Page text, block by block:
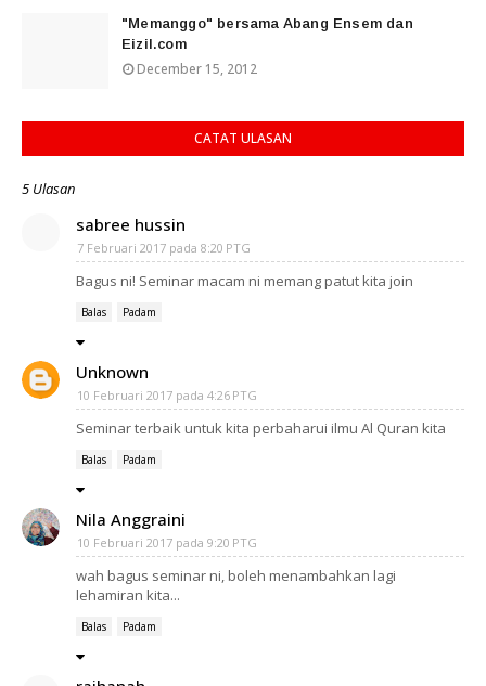
"Memanggo" bersama Abang Ensem dan
Eizil.com
December 15, 2012
CATAT ULASAN
5 Ulasan
sabree hussin
7 Februari 2017 pada 8:20 PTG
Bagus ni! Seminar macam ni memang patut kita join
Balas Padam
Unknown
10 Februari 2017 pada 4:26 PTG
Seminar terbaik untuk kita perbaharui ilmu Al Quran kita
Balas Padam
Nila Anggraini
10 Februari 2017 pada 9:20 PTG
wah bagus seminar ni, boleh menambahkan lagi
lehamiran kita...
Balas Padam